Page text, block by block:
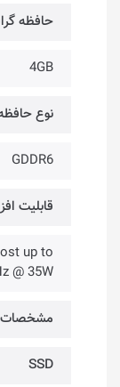
حافظه
4GB
نوع
GDDR6
قابلیت
up to
@ 35W
مشخصات
SSD